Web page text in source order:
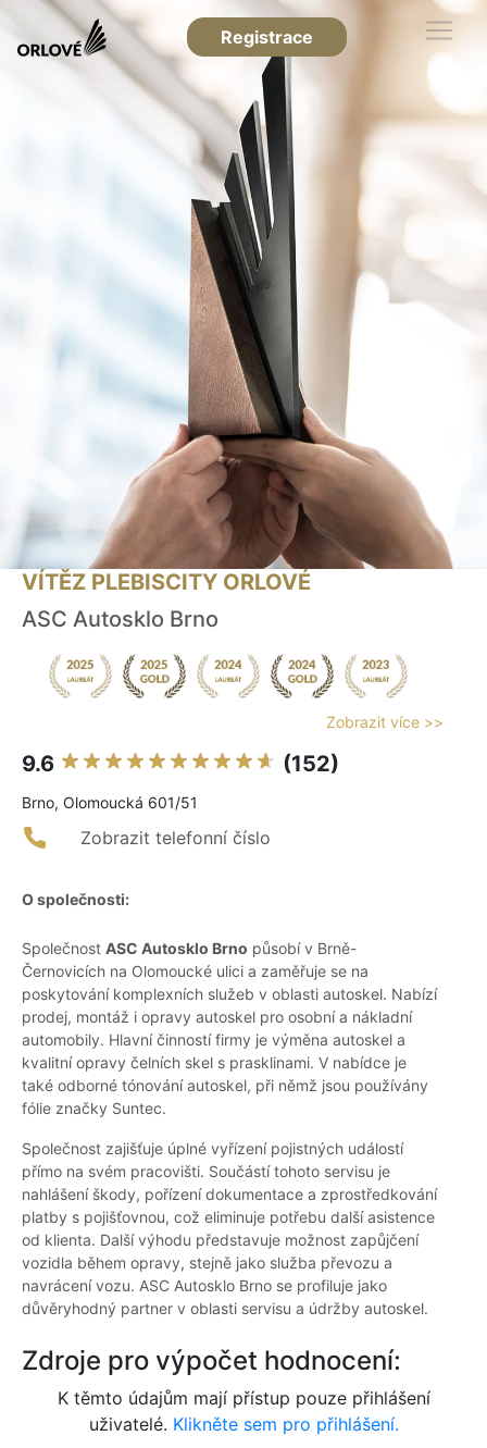
Registrace
VÍTĚZ PLEBISCITY ORLOVÉ
ASC Autosklo Brno
Zobrazit více >>
9.6 (152)
Brno, Olomoucká 601/51
Zobrazit telefonní číslo
O společnosti:
Společnost ASC Autosklo Brno působí v Brně-
Černovicích na Olomoucké ulici a zaměřuje se na
poskytování komplexních služeb v oblasti autoskel. Nabízí
prodej, montáž i opravy autoskel pro osobní a nákladní
automobily. Hlavní činností firmy je výměna autoskel a
kvalitní opravy čelních skel s prasklinami. V nabídce je
také odborné tónování autoskel, při němž jsou používány
fólie značky Suntec.
Společnost zajišťuje úplné vyřízení pojistných událostí
přímo na svém pracovišti. Součástí tohoto servisu je
nahlášení škody, pořízení dokumentace a zprostředkování
platby s pojišťovnou, což eliminuje potřebu další asistence
od klienta. Další výhodu představuje možnost zapůjčení
vozidla během opravy, stejně jako služba převozu a
navrácení vozu. ASC Autosklo Brno se profiluje jako
důvěryhodný partner v oblasti servisu a údržby autoskel.
Zdroje pro výpočet hodnocení:
K těmto údajům mají přístup pouze přihlášení
uživatelé. Klikněte sem pro přihlášení.